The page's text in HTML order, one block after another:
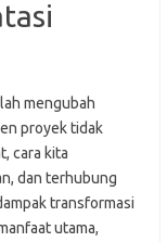
mengubah
proyek tidak
cara kita
dan terhubung
transformasi
utama,